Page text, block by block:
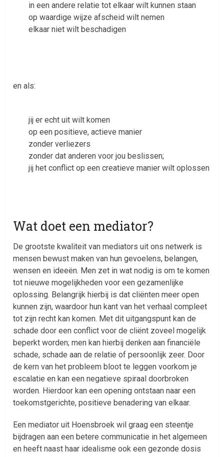
in een andere relatie tot elkaar wilt kunnen staan
op waardige wijze afscheid wilt nemen
elkaar niet wilt beschadigen
en als:
jij er echt uit wilt komen
op een positieve, actieve manier
zonder verliezers
zonder dat anderen voor jou beslissen;
jij het conflict op een creatieve manier wilt oplossen
Wat doet een mediator?
De grootste kwaliteit van mediators uit ons netwerk is
mensen bewust maken van hun gevoelens, belangen,
wensen en ideeën. Men zet in wat nodig is om te komen
tot nieuwe mogelijkheden voor een gezamenlijke
oplossing. Belangrijk hierbij is dat cliënten meer open
kunnen zijn, waardoor hun kant van het verhaal compleet
tot zijn recht kan komen. Met dit uitgangspunt kan de
schade door een conflict voor de cliënt zoveel mogelijk
beperkt worden; men kan hierbij denken aan financiële
schade, schade aan de relatie of persoonlijk zeer. Door
de kern van het probleem bloot te leggen voorkom je
escalatie en kan een negatieve spiraal doorbroken
worden. Hierdoor kan een opening ontstaan naar een
toekomstgerichte, positieve benadering van elkaar.
Een mediator uit Hoensbroek wil graag een steentje
bijdragen aan een betere communicatie in het algemeen
en heeft naast haar idealisme ook een gezonde dosis